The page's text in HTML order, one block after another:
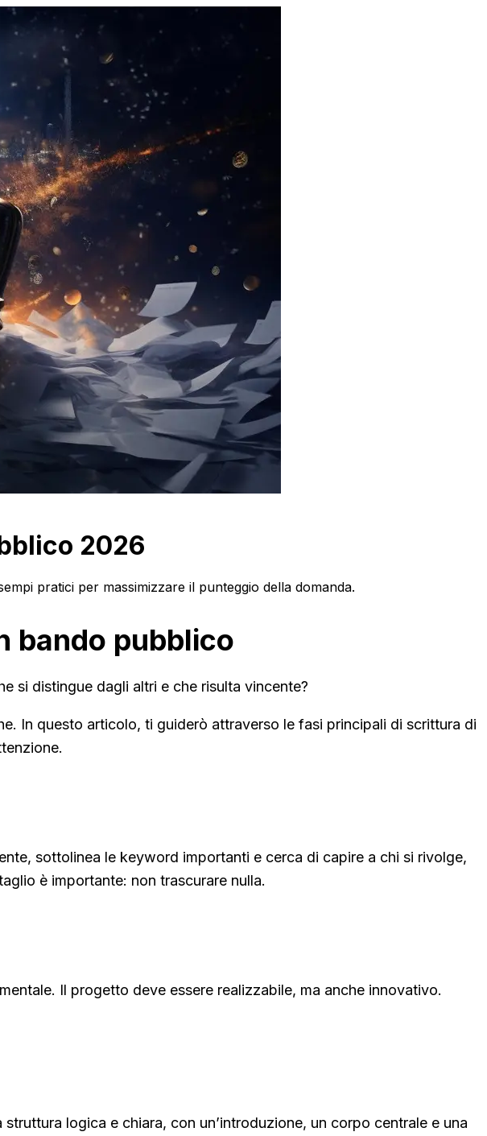
2026
pratici per massimizzare il punteggio della domanda.
bando pubblico
si distingue dagli altri e che risulta vincente?
In questo articolo, ti guiderò attraverso le fasi principali di scrittura di
sottolinea le keyword importanti e cerca di capire a chi si rivolge,
è importante: non trascurare nulla.
Il progetto deve essere realizzabile, ma anche innovativo.
logica e chiara, con un’introduzione, un corpo centrale e una